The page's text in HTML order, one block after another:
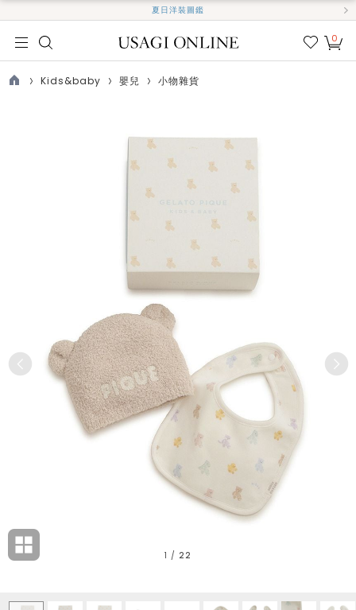
夏日洋裝圖鑑
我的
0
Kids&baby 嬰兒 小物雜貨
1 / 22